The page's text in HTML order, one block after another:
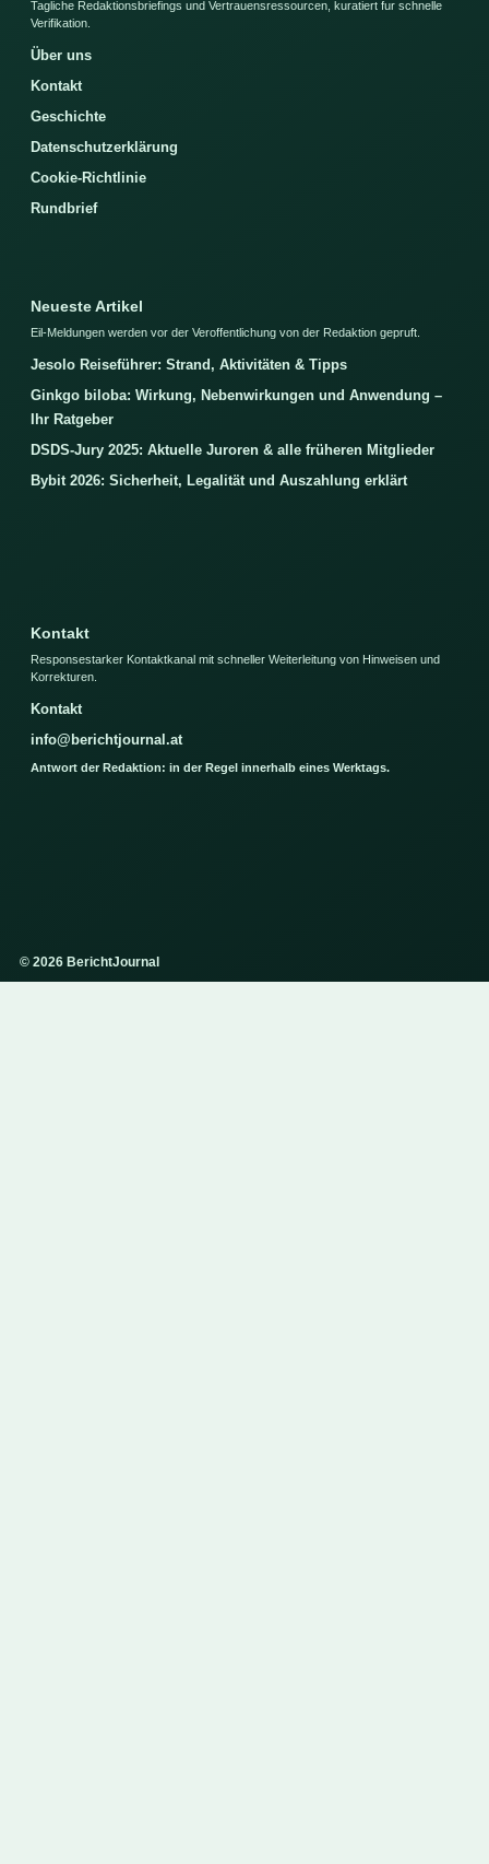
Tagliche Redaktionsbriefings und Vertrauensressourcen, kuratiert fur schnelle
Verifikation.
Über uns
Kontakt
Geschichte
Datenschutzerklärung
Cookie-Richtlinie
Rundbrief
Neueste Artikel
Eil-Meldungen werden vor der Veroffentlichung von der Redaktion gepruft.
Jesolo Reiseführer: Strand, Aktivitäten & Tipps
Ginkgo biloba: Wirkung, Nebenwirkungen und Anwendung –
Ihr Ratgeber
DSDS-Jury 2025: Aktuelle Juroren & alle früheren Mitglieder
Bybit 2026: Sicherheit, Legalität und Auszahlung erklärt
Kontakt
Responsestarker Kontaktkanal mit schneller Weiterleitung von Hinweisen und
Korrekturen.
Kontakt
info@berichtjournal.at
Antwort der Redaktion: in der Regel innerhalb eines Werktags.
© 2026 BerichtJournal